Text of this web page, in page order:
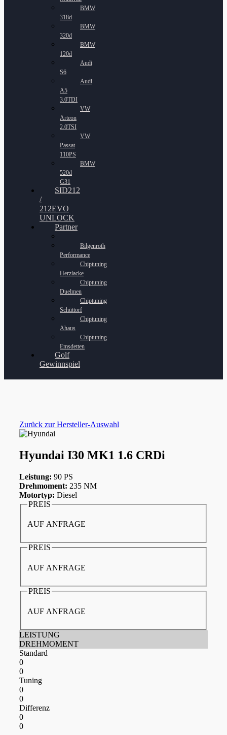
BMW
318d
BMW
320d
BMW
120d
Audi
S6
Audi
A5
3.0TDI
VW
Arteon
2.0TSI
VW
Passat
110PS
BMW
520d
G31
SID212
/
212EVO
UNLOCK
Partner
Bilgenroth
Performance
Chiptuning
Herzlacke
Chiptuning
Duelmen
Chiptuning
Schüttorf
Chiptuning
Ahaus
Chiptuning
Emsdetten
Golf
Gewinnspiel
Zurück zur Hersteller-Auswahl
Hyundai I30 MK1 1.6 CRDi
Leistung: 90 PS
Drehmoment: 235 NM
Motortyp: Diesel
PREIS
AUF ANFRAGE
PREIS
AUF ANFRAGE
PREIS
AUF ANFRAGE
LEISTUNG
DREHMOMENT
Standard
0
0
Tuning
0
0
Differenz
0
0